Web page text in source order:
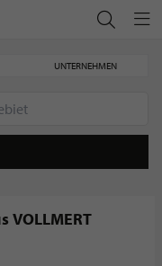
UNTERNEHMEN
VOLLMERT